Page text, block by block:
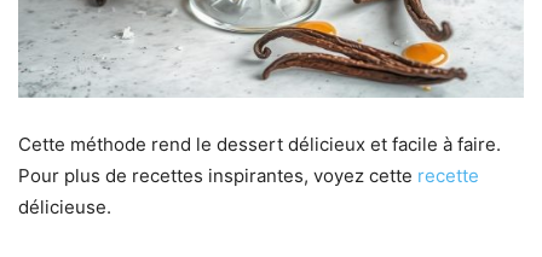
Cette méthode rend le dessert délicieux et facile à faire.
Pour plus de recettes inspirantes, voyez cette recette
délicieuse.